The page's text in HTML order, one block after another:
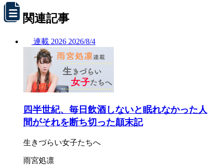
関連記事
連載 2026 2026/8/4
四半世紀、毎日飲酒しないと眠れなかった人
間がそれを断ち切った顛末記
生きづらい女子たちへ
雨宮処凛